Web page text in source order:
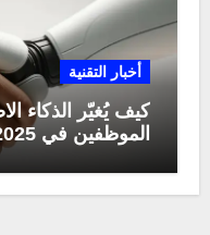
أخبار التقنية
كيف يُغيّر الذكاء
الموظفين في 2025؟ أبرز التحولات المهنية